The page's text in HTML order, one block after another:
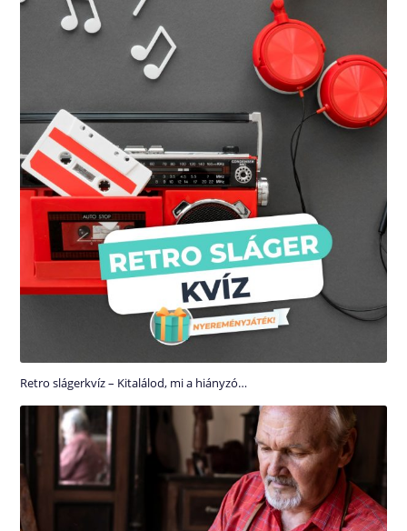
Retro slágerkvíz – Kitalálod, mi a hiányzó…